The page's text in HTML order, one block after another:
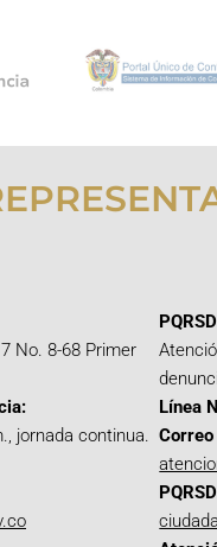
No. 8-68 Primer
jornada continua.
Línea
PQRSD